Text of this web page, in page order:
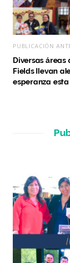
PUBLICACIÓN
Diversas áreas
Fields llevan
esperanza